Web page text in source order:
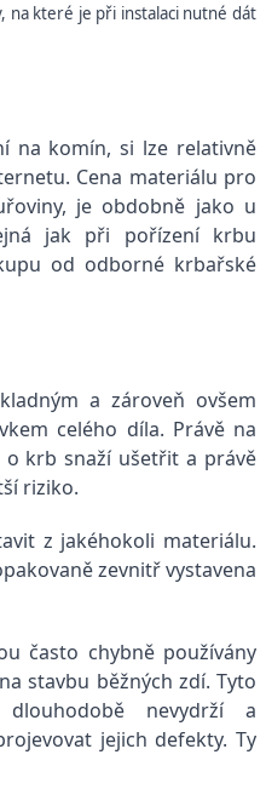
na které je při instalaci nutné dát
na komín, si lze relativně
Cena materiálu pro
je obdobně jako u
jak při pořízení krbu
od odborné krbařské
a zároveň ovšem
celého díla. Právě na
o krb snaží ušetřit a právě
riziko.
z jakéhokoli materiálu.
zevnitř vystavena
často chybně používány
stavbu běžných zdí. Tyto
nevydrží a
jejich defekty. Ty